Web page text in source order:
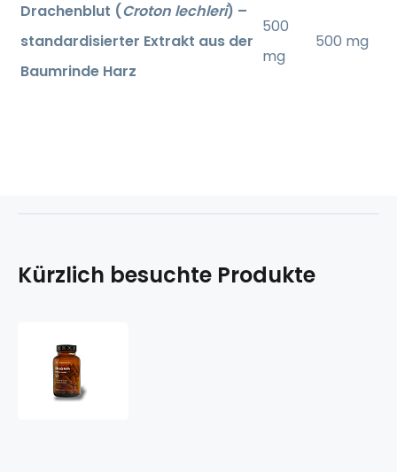
Drachenblut (Croton lechleri) –
standardisierter Extrakt aus der
Baumrinde Harz
500
mg
500 mg
Kürzlich besuchte Produkte